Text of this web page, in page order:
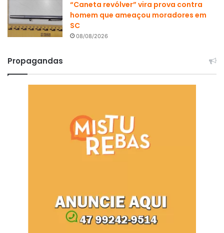
“Caneta revólver” vira prova contra
homem que ameaçou moradores em
SC
08/08/2026
Propagandas